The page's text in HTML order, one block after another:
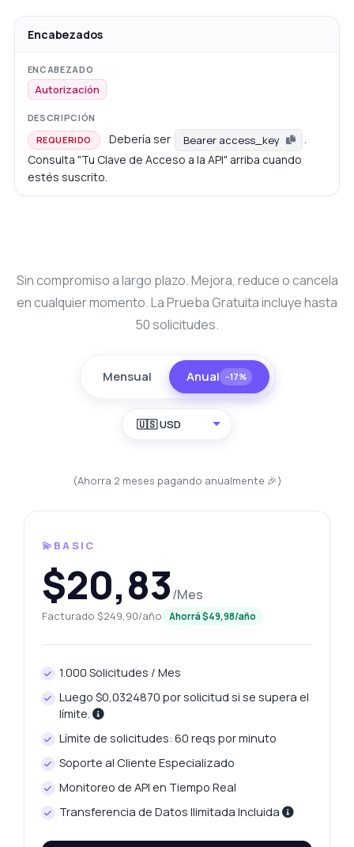
Encabezados
Autorización
REQUERIDO Debería ser Bearer access_key
.
Consulta "Tu Clave de Acceso a la API" arriba cuando
estés suscrito.
Sin compromiso a largo plazo. Mejora, reduce o cancela
en cualquier momento. La Prueba Gratuita incluye hasta
50 solicitudes.
Mensual Anual −17%
🇺🇸 USD
(Ahorra 2 meses pagando anualmente 🎉)
💫BASIC
$20,83/Mes
Facturado $249,90/año Ahorrá $49,98/año
1.000 Solicitudes / Mes
Luego $0,0324870 por solicitud si se supera el
límite.
Límite de solicitudes: 60 reqs por minuto
Soporte al Cliente Especializado
Monitoreo de API en Tiempo Real
Transferencia de Datos Ilimitada Incluida